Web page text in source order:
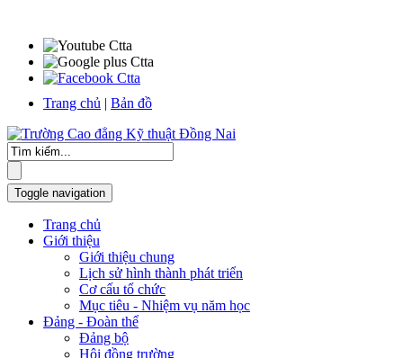
Trang chủ | Bản đồ
Toggle navigation
Trang chủ
Giới thiệu
Giới thiệu chung
Lịch sử hình thành phát triển
Cơ cấu tổ chức
Mục tiêu - Nhiệm vụ năm học
Đảng - Đoàn thể
Đảng bộ
Hội đồng trường